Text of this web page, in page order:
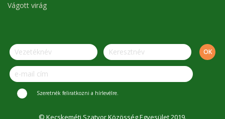
Vágott virág
Szeretnék feliratkozni a hírlevélre.
© Kecskeméti Szatyor Közösség Egyesület 2019.